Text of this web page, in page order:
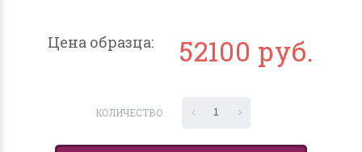
Цена образца: 52100 руб.
КОЛИЧЕСТВО 1